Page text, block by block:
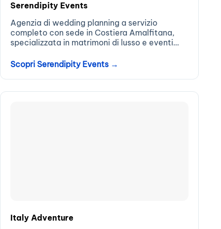
Serendipity Events
Agenzia di wedding planning a servizio
completo con sede in Costiera Amalfitana,
specializzata in matrimoni di lusso e eventi
celebrazioni su misura che rispecchiano la
vostra storia, unendo eleganza senza
tempo,...
Scopri Serendipity Events →
Italy Adventure